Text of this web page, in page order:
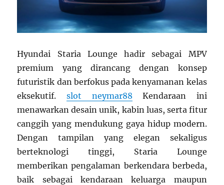
Hyundai Staria Lounge hadir sebagai MPV
premium yang dirancang dengan konsep
futuristik dan berfokus pada kenyamanan kelas
eksekutif. slot neymar88 Kendaraan ini
menawarkan desain unik, kabin luas, serta fitur
canggih yang mendukung gaya hidup modern.
Dengan tampilan yang elegan sekaligus
berteknologi tinggi, Staria Lounge
memberikan pengalaman berkendara berbeda,
baik sebagai kendaraan keluarga maupun